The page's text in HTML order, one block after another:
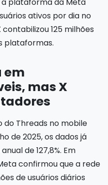
a plataforma da Meta
ativos por dia no
125 milhões
plataformas.
em
mas X
Threads no mobile
de 2025, os dados já
de 127,8%. Em
confirmou que a rede
de usuários diários